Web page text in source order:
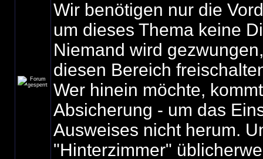
Wir benötigen nur die
um dieses Thema keine
Niemand wird
diesen Bereich
Wer hinein möchte,
Absicherung - um das
Ausweises nicht herum.
"Hinterzimmer"